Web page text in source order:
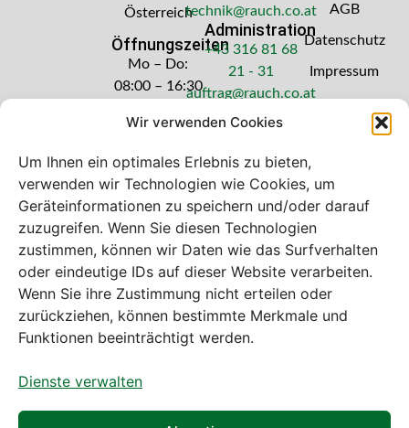
Wir verwenden Cookies
Um Ihnen ein optimales Erlebnis zu bieten,
verwenden wir Technologien wie Cookies, um
Geräteinformationen zu speichern und/oder darauf
zuzugreifen. Wenn Sie diesen Technologien
zustimmen, können wir Daten wie das Surfverhalten
oder eindeutige IDs auf dieser Website verarbeiten.
Wenn Sie ihre Zustimmung nicht erteilen oder
zurückziehen, können bestimmte Merkmale und
Funktionen beeinträchtigt werden.
Dienste verwalten
Österreich
Öffnungszeiten
Mo – Do:
08:00 – 16:30
Freitag: 08:00
technik@rauch.co.at
Administration
+43 316 81 68
21 - 31
auftrag@rauch.co.at
AGB
Datenschutz
Impressum
Bei diesem Webshop handelt es sich um
einen B2B-Webshop
A. Rauch GmbH – Ihr Experte aus Österreich für Waagen,
Eich- & Kalibrierservice, Sprühnebel-Zerstäubungstechnik
und Lebensmittelmaschinen.
Sämtliche Angebote der A. Rauch GmbH richten sich
gewerbliche Kunden, Institutionen, Kommunen usw. aus